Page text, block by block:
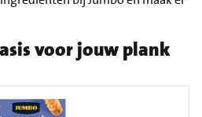
voor jouw plank